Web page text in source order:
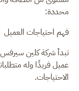
محددة:
فهم احتياجات العميل
تبدأ شركة كلين
عميل فريدًا وله
الاحتياجات.